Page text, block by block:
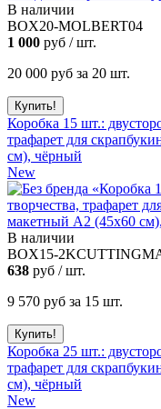
В наличии
BOX20-MOLBERT04
1 000 руб / шт.
20 000 руб за 20 шт.
Коробка 15 шт.:
трафарет для
см), чёрный
New
В наличии
BOX15-
638 руб / шт.
9 570 руб за 15 шт.
Коробка 25 шт.:
трафарет для
см), чёрный
New